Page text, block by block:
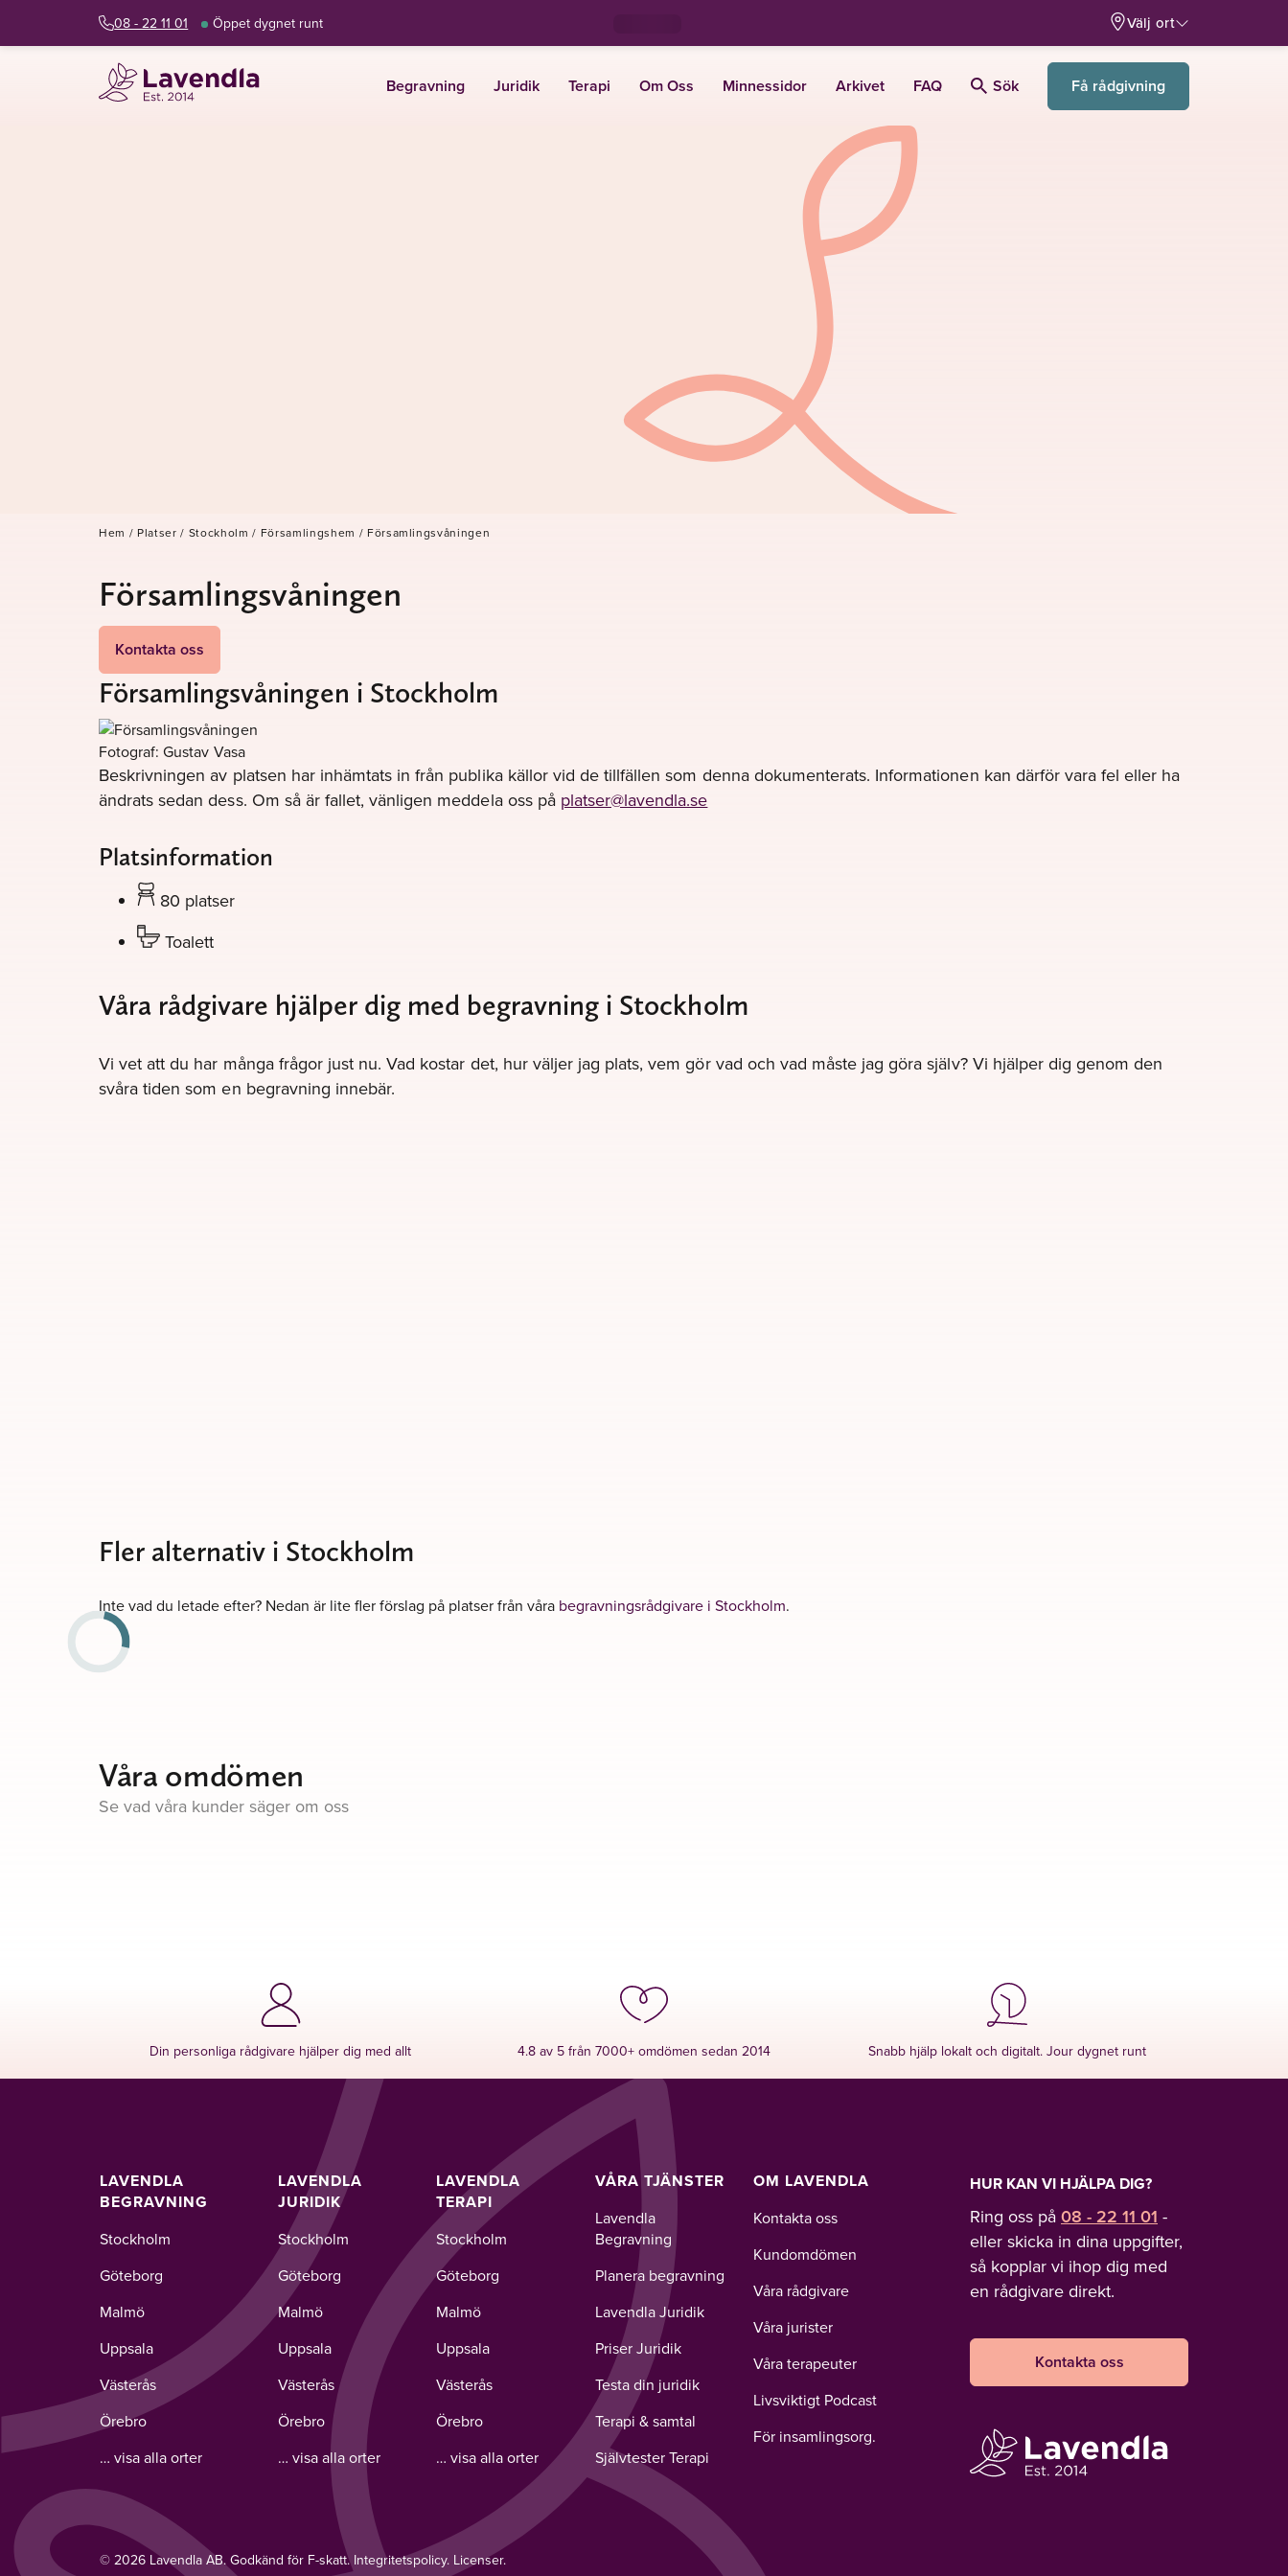
08 - 22 11 01 Öppet dygnet runt Välj ort
Begravning Juridik Terapi Om Oss Minnessidor Arkivet FAQ Sök Få rådgivning
Hem / Platser / Stockholm / Församlingshem / Församlingsvåningen
Församlingsvåningen
Kontakta oss
Församlingsvåningen i Stockholm
Fotograf: Gustav Vasa
Beskrivningen av platsen har inhämtats in från publika källor vid de tillfällen som denna dokumenterats. Informationen kan därför vara fel eller ha
ändrats sedan dess. Om så är fallet, vänligen meddela oss på platser@lavendla.se
Platsinformation
80 platser
Toalett
Våra rådgivare hjälper dig med begravning i Stockholm
Vi vet att du har många frågor just nu. Vad kostar det, hur väljer jag plats, vem gör vad och vad måste jag göra själv? Vi hjälper dig genom den
svåra tiden som en begravning innebär.
Fler alternativ i Stockholm
Inte vad du letade efter? Nedan är lite fler förslag på platser från våra begravningsrådgivare i Stockholm.
Våra omdömen
Se vad våra kunder säger om oss
Din personliga rådgivare hjälper dig med allt 4.8 av 5 från 7000+ omdömen sedan 2014 Snabb hjälp lokalt och digitalt. Jour dygnet runt
LAVENDLA
BEGRAVNING
Stockholm
Göteborg
Malmö
Uppsala
Västerås
Örebro
… visa alla orter
LAVENDLA
JURIDIK
Stockholm
Göteborg
Malmö
Uppsala
Västerås
Örebro
… visa alla orter
LAVENDLA
TERAPI
Stockholm
Göteborg
Malmö
Uppsala
Västerås
Örebro
… visa alla orter
VÅRA TJÄNSTER
Lavendla
Begravning
Planera begravning
Lavendla Juridik
Priser Juridik
Testa din juridik
Terapi & samtal
Självtester Terapi
OM LAVENDLA
Kontakta oss
Kundomdömen
Våra rådgivare
Våra jurister
Våra terapeuter
Livsviktigt Podcast
För insamlingsorg.
HUR KAN VI HJÄLPA DIG?
Ring oss på 08 - 22 11 01 -
eller skicka in dina uppgifter,
så kopplar vi ihop dig med
en rådgivare direkt.
Kontakta oss
© 2026 Lavendla AB. Godkänd för F-skatt. Integritetspolicy. Licenser.